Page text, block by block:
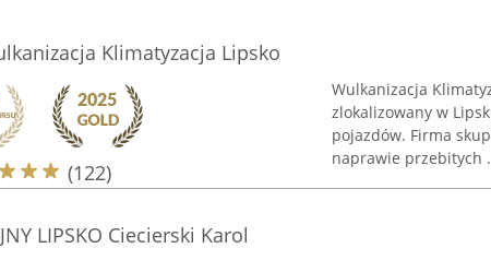
Klimatyzacja Lipsko
(122)
Wulkanizacja
zlokalizowany w
pojazdów. Firma
naprawie przebitych
LIPSKO Ciecierski Karol